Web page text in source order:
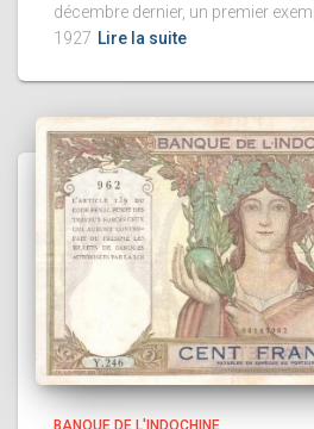
décembre dernier, un premier
1927 Lire la suite